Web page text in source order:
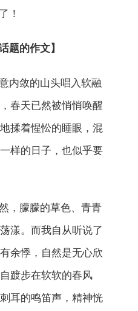
！
题的作文】
内敛的山头唱入软融
春天已然被悄悄唤醒
揉着惺忪的睡眼，混
样的日子，也似乎要
，朦朦的草色、青青
漾。而我自从听说了
余悸，自然是无心欣
踱步在软软的春风
耳的鸣笛声，精神恍